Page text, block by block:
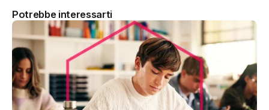
Potrebbe interessarti